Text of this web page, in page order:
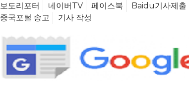
보도리포터 네이버TV 페이스북 Baidu기사제출
중국포털 송고
기사 작성